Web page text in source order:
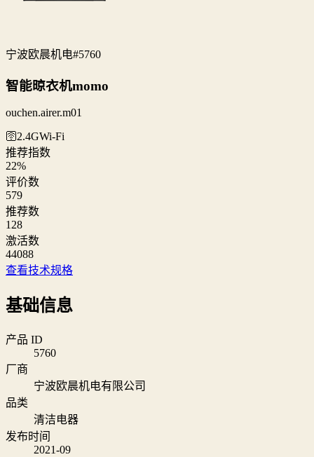
宁波欧晨机电#5760
智能晾衣机momo
ouchen.airer.m01
🛜2.4GWi‑Fi
推荐指数
22%
评价数
579
推荐数
128
激活数
44088
查看技术规格
基础信息
产品 ID
5760
厂商
宁波欧晨机电有限公司
品类
清洁电器
发布时间
2021-09